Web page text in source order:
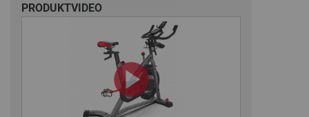
PRODUKTVIDEO